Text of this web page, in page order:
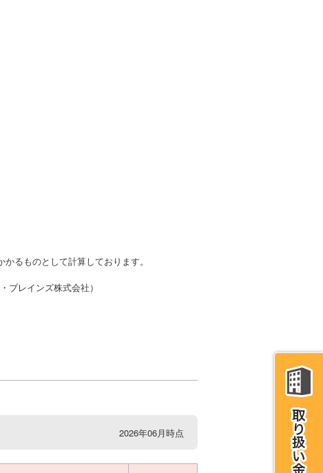
るものとして計算しております。
ブレインズ株式会社）
2026年06月時点